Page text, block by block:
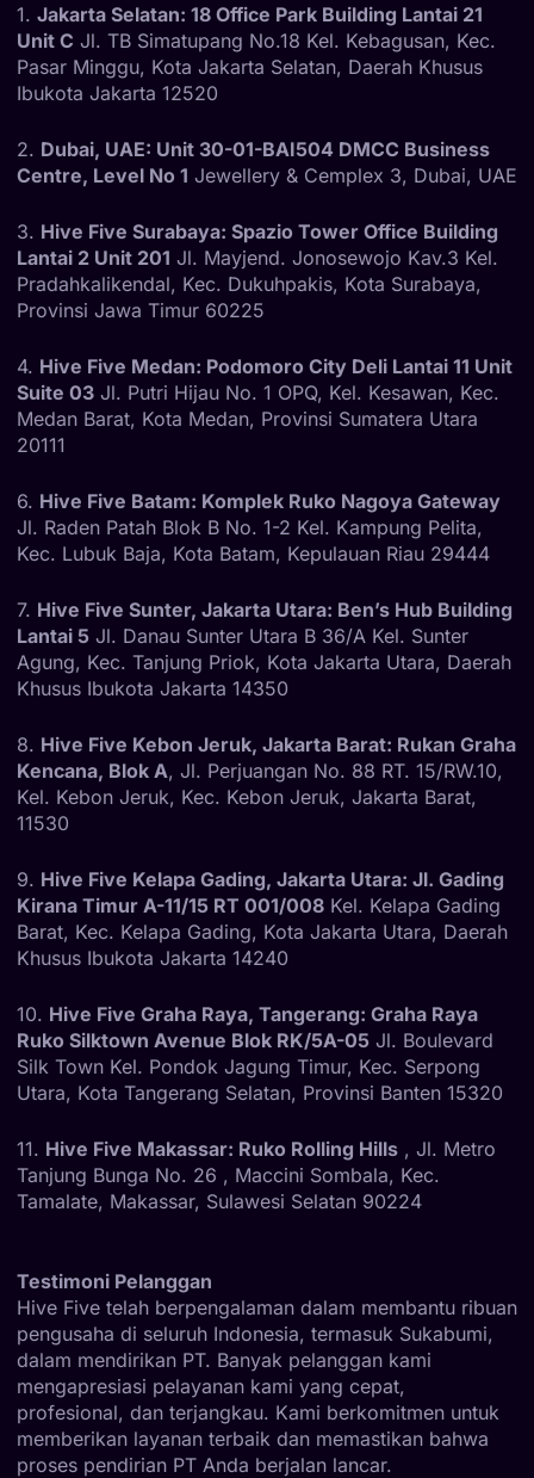
1. Jakarta Selatan: 18 Office Park Building Lantai 21
Unit C Jl. TB Simatupang No.18 Kel. Kebagusan, Kec.
Pasar Minggu, Kota Jakarta Selatan, Daerah Khusus
Ibukota Jakarta 12520
2. Dubai, UAE: Unit 30-01-BAI504 DMCC Business
Centre, Level No 1 Jewellery & Cemplex 3, Dubai, UAE
3. Hive Five Surabaya: Spazio Tower Office Building
Lantai 2 Unit 201 Jl. Mayjend. Jonosewojo Kav.3 Kel.
Pradahkalikendal, Kec. Dukuhpakis, Kota Surabaya,
Provinsi Jawa Timur 60225
4. Hive Five Medan: Podomoro City Deli Lantai 11 Unit
Suite 03 Jl. Putri Hijau No. 1 OPQ, Kel. Kesawan, Kec.
Medan Barat, Kota Medan, Provinsi Sumatera Utara
20111
6. Hive Five Batam: Komplek Ruko Nagoya Gateway
Jl. Raden Patah Blok B No. 1-2 Kel. Kampung Pelita,
Kec. Lubuk Baja, Kota Batam, Kepulauan Riau 29444
7. Hive Five Sunter, Jakarta Utara: Ben’s Hub Building
Lantai 5 Jl. Danau Sunter Utara B 36/A Kel. Sunter
Agung, Kec. Tanjung Priok, Kota Jakarta Utara, Daerah
Khusus Ibukota Jakarta 14350
8. Hive Five Kebon Jeruk, Jakarta Barat: Rukan Graha
Kencana, Blok A, Jl. Perjuangan No. 88 RT. 15/RW.10,
Kel. Kebon Jeruk, Kec. Kebon Jeruk, Jakarta Barat,
11530
9. Hive Five Kelapa Gading, Jakarta Utara: Jl. Gading
Kirana Timur A-11/15 RT 001/008 Kel. Kelapa Gading
Barat, Kec. Kelapa Gading, Kota Jakarta Utara, Daerah
Khusus Ibukota Jakarta 14240
10. Hive Five Graha Raya, Tangerang: Graha Raya
Ruko Silktown Avenue Blok RK/5A-05 Jl. Boulevard
Silk Town Kel. Pondok Jagung Timur, Kec. Serpong
Utara, Kota Tangerang Selatan, Provinsi Banten 15320
11. Hive Five Makassar: Ruko Rolling Hills , Jl. Metro
Tanjung Bunga No. 26 , Maccini Sombala, Kec.
Tamalate, Makassar, Sulawesi Selatan 90224
Testimoni Pelanggan
Hive Five telah berpengalaman dalam membantu ribuan
pengusaha di seluruh Indonesia, termasuk Sukabumi,
dalam mendirikan PT. Banyak pelanggan kami
mengapresiasi pelayanan kami yang cepat,
profesional, dan terjangkau. Kami berkomitmen untuk
memberikan layanan terbaik dan memastikan bahwa
proses pendirian PT Anda berjalan lancar.